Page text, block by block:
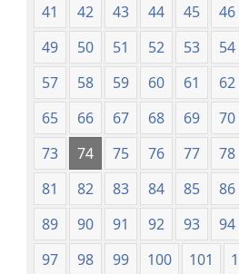
41
42 43 44 45 46
49
50 51 52 53 54
57
58 59 60 61 62
65
66 67 68 69 70
73
74 75 76 77 78
81
82 83 84 85 86
89
90 91 92 93 94
97
98 99 100 101